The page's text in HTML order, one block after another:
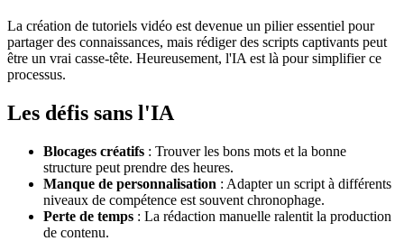
La création de tutoriels vidéo est devenue un pilier essentiel pour
partager des connaissances, mais rédiger des scripts captivants peut
être un vrai casse-tête. Heureusement, l'IA est là pour simplifier ce
processus.
Les défis sans l'IA
Blocages créatifs : Trouver les bons mots et la bonne
structure peut prendre des heures.
Manque de personnalisation : Adapter un script à différents
niveaux de compétence est souvent chronophage.
Perte de temps : La rédaction manuelle ralentit la production
de contenu.